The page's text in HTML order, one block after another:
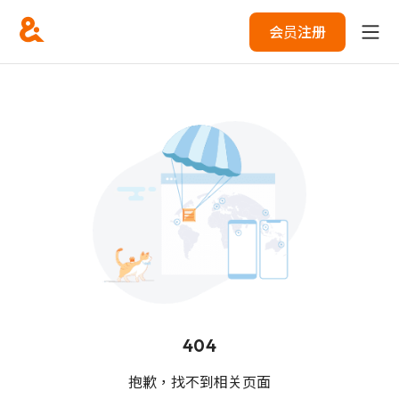
会员注册
404
抱歉，找不到相关页面